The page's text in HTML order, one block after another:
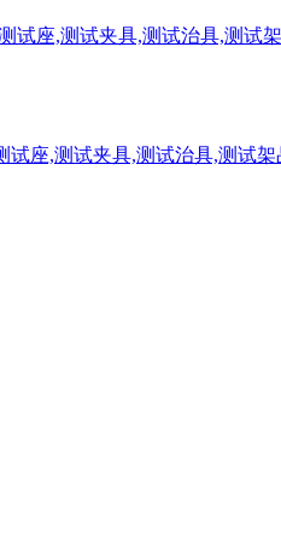
试座,测试夹具,测试治具,测试
试座,测试夹具,测试治具,测试架